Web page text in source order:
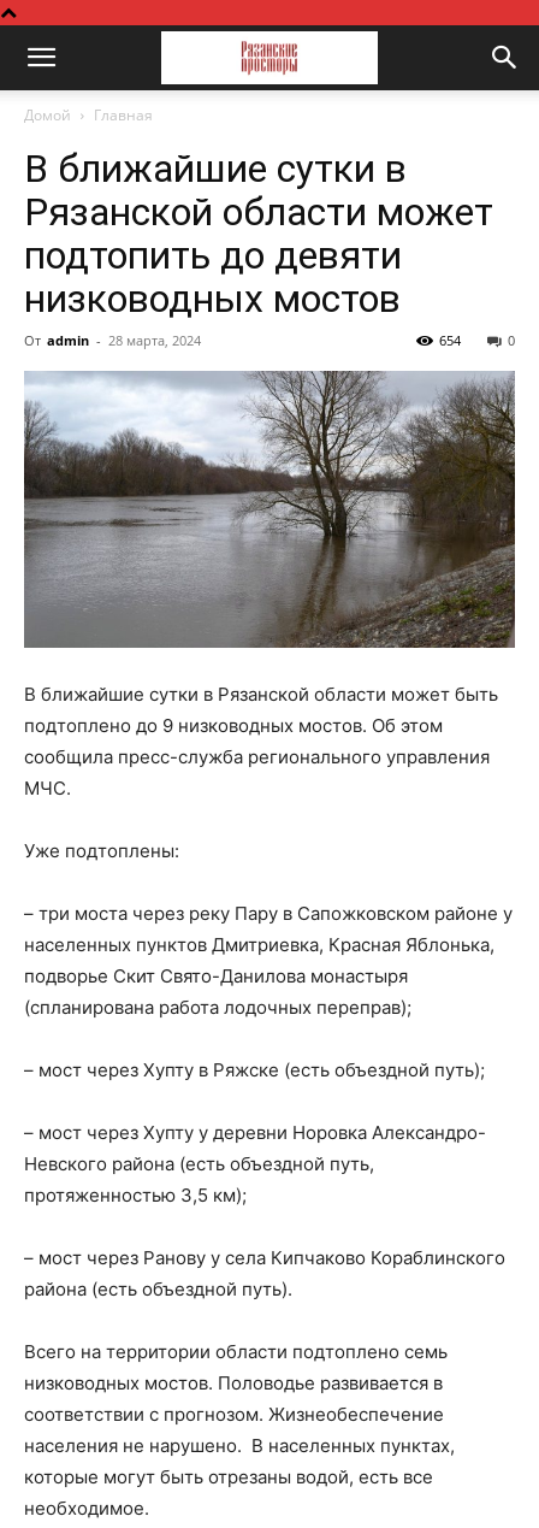
Домой Главная
В ближайшие сутки в
Рязанской области может
подтопить до девяти
низководных мостов
От admin - 28 марта, 2024 0
654
В ближайшие сутки в Рязанской области может быть
подтоплено до 9 низководных мостов. Об этом
сообщила пресс-служба регионального управления
МЧС.
Уже подтоплены:
– три моста через реку Пару в Сапожковском районе у
населенных пунктов Дмитриевка, Красная Яблонька,
подворье Скит Свято-Данилова монастыря
(спланирована работа лодочных переправ);
– мост через Хупту в Ряжске (есть объездной путь);
– мост через Хупту у деревни Норовка Александро-
Невского района (есть объездной путь,
протяженностью 3,5 км);
– мост через Ранову у села Кипчаково Кораблинского
района (есть объездной путь).
Всего на территории области подтоплено семь
низководных мостов. Половодье развивается в
соответствии с прогнозом. Жизнеобеспечение
населения не нарушено. В населенных пунктах,
которые могут быть отрезаны водой, есть все
необходимое.